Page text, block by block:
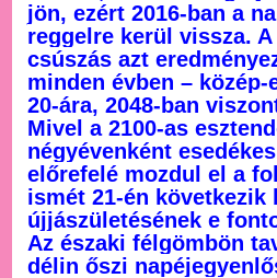
jön, ezért 2016-ban a
reggelre kerül vissza.
csúszás azt
minden évben –
20-ára, 2048-ban
Mivel a 2100-as
négyévenként
előrefelé mozdul el a
ismét 21-én következik
újjászületésének e
Az északi félgömbön
délin őszi